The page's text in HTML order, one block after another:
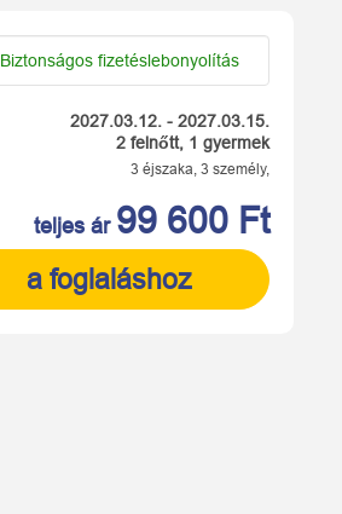
Biztonságos fizetéslebonyolítás
2027.03.12. - 2027.03.15.
2 felnőtt, 1 gyermek
3 éjszaka, 3 személy,
teljes ár 99 600 Ft
a foglaláshoz